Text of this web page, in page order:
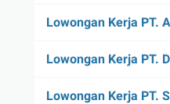
Lowongan Kerja PT.
Lowongan Kerja PT.
Lowongan Kerja PT.